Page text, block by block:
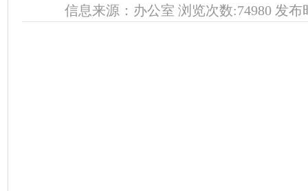
信息来源：办公室 浏览次数:74980 发布